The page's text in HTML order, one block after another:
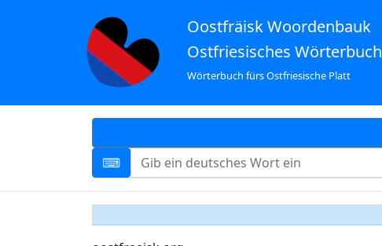
Oostfräisk Woordenbauk
Ostfriesisches Wörterbuch
Wörterbuch fürs Ostfriesische Platt